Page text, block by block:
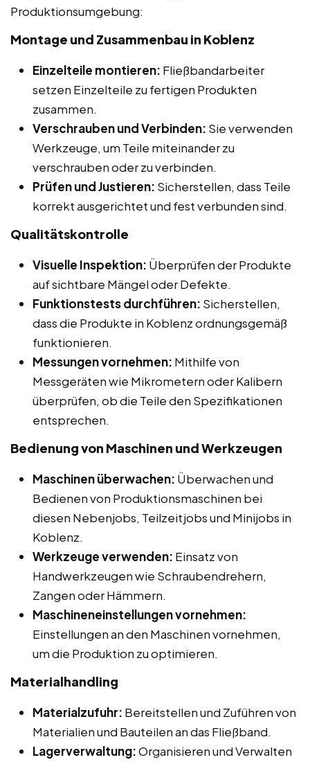
Produktionsumgebung:
Montage und Zusammenbau in Koblenz
Einzelteile montieren: Fließbandarbeiter
setzen Einzelteile zu fertigen Produkten
zusammen.
Verschrauben und Verbinden: Sie verwenden
Werkzeuge, um Teile miteinander zu
verschrauben oder zu verbinden.
Prüfen und Justieren: Sicherstellen, dass Teile
korrekt ausgerichtet und fest verbunden sind.
Qualitätskontrolle
Visuelle Inspektion: Überprüfen der Produkte
auf sichtbare Mängel oder Defekte.
Funktionstests durchführen: Sicherstellen,
dass die Produkte in Koblenz ordnungsgemäß
funktionieren.
Messungen vornehmen: Mithilfe von
Messgeräten wie Mikrometern oder Kalibern
überprüfen, ob die Teile den Spezifikationen
entsprechen.
Bedienung von Maschinen und Werkzeugen
Maschinen überwachen: Überwachen und
Bedienen von Produktionsmaschinen bei
diesen Nebenjobs, Teilzeitjobs und Minijobs in
Koblenz.
Werkzeuge verwenden: Einsatz von
Handwerkzeugen wie Schraubendrehern,
Zangen oder Hämmern.
Maschineneinstellungen vornehmen:
Einstellungen an den Maschinen vornehmen,
um die Produktion zu optimieren.
Materialhandling
Materialzufuhr: Bereitstellen und Zuführen von
Materialien und Bauteilen an das Fließband.
Lagerverwaltung:Organisieren und Verwalten